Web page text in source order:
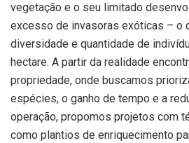
vegetação e o seu limitado
excesso de invasoras exóticas – o
diversidade e quantidade de
hectare. A partir da realidade
propriedade, onde buscamos
espécies, o ganho de tempo e a
operação, propomos projetos com
como plantios de enriquecimento